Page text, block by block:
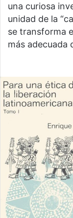
una curiosa
unidad de la
se transforma
más adecuada